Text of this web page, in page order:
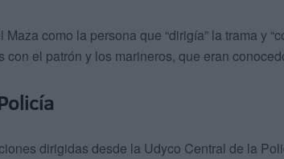
como la persona que “dirigía” la trama y
con el patrón y los marineros, que eran
dirigidas desde la Udyco Central de la